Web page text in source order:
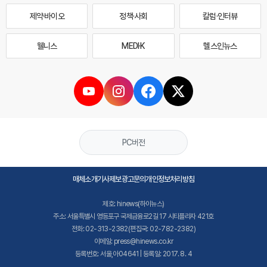
제약·바이오 정책·사회 칼럼·인터뷰
웰니스 MEDI·K 헬스인뉴스
PC버전
매체소개기사제보광고문의개인정보처리방침
제호: hinews(하이뉴스)
주소: 서울특별시 영등포구 국제금융로2길 17 시티플라자 421호
전화: 02-313-2382(편집국: 02-782-2382)
이메일: press@hinews.co.kr
등록번호: 서울,아04641 | 등록일: 2017. 8. 4